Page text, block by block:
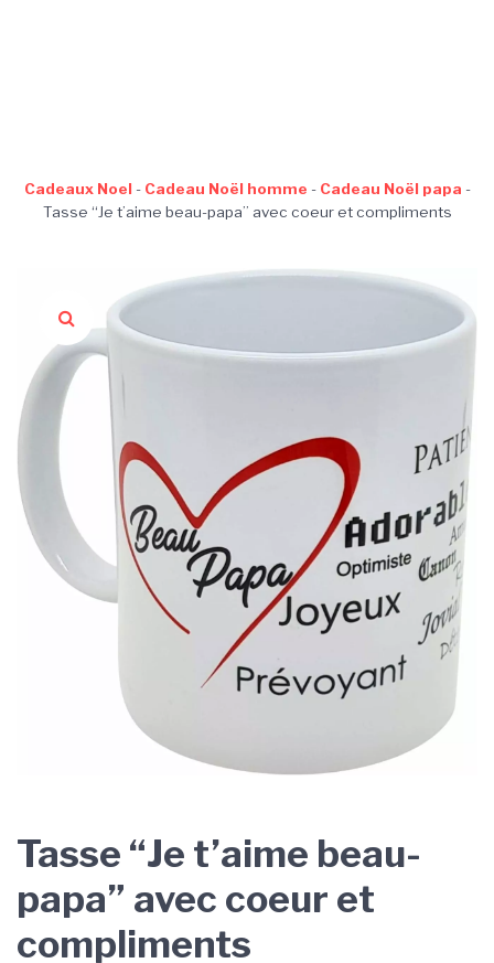
Cadeaux Noel - Cadeau Noël homme - Cadeau Noël papa -
Tasse “Je t’aime beau-papa” avec coeur et compliments
Tasse “Je t’aime beau-
papa” avec coeur et
compliments